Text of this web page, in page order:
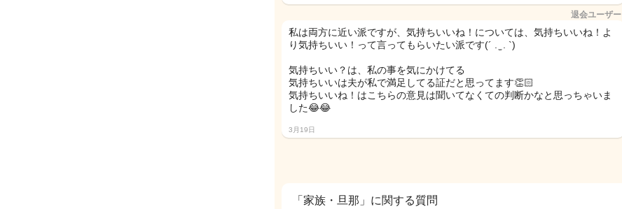
退会ユーザー
私は両方に近い派ですが、気持ちいいね！については、気持ちいいね！よ
り気持ちいい！って言ってもらいたい派です(´ . ̫ . `)
気持ちいい？は、私の事を気にかけてる
気持ちいいは夫が私で満足してる証だと思ってます👏🏻
気持ちいいね！はこちらの意見は聞いてなくての判断かなと思っちゃいま
した😂😂
3月19日
「家族・旦那」に関する質問